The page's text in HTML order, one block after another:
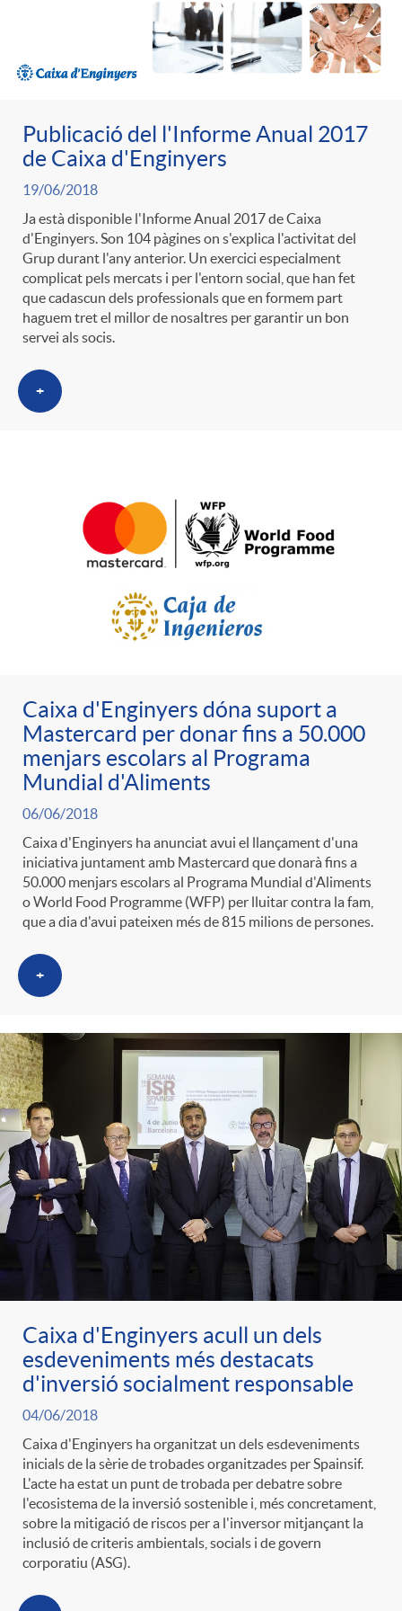
r
S
a
l
a
d
s
a
p
e
r
c
a
t
e
e
s
e
n
i
d
o
A
n
i
l
t
r
o
C
a
t
e
g
o
r
i
a
s
i
c
a
d
o
r
t
n
g
u
s
Publicació del l'Informe Anual 2017
de Caixa d'Enginyers
19/06/2018
Ja està disponible l'Informe Anual 2017 de Caixa
d'Enginyers. Son 104 pàgines on s'explica l'activitat del
Grup durant l'any anterior. Un exercici especialment
complicat pels mercats i per l'entorn social, que han fet
que cadascun dels professionals que en formem part
haguem tret el millor de nosaltres per garantir un bon
servei als socis.
+
Caixa d'Enginyers dóna suport a
Mastercard per donar fins a 50.000
menjars escolars al Programa
Mundial d'Aliments
06/06/2018
Caixa d'Enginyers ha anunciat avui el llançament d'una
iniciativa juntament amb Mastercard que donarà fins a
50.000 menjars escolars al Programa Mundial d'Aliments
o World Food Programme (WFP) per lluitar contra la fam,
que a dia d'avui pateixen més de 815 milions de persones.
+
Caixa d'Enginyers acull un dels
esdeveniments més destacats
d'inversió socialment responsable
04/06/2018
Caixa d'Enginyers ha organitzat un dels esdeveniments
inicials de la sèrie de trobades organitzades per Spainsif.
L'acte ha estat un punt de trobada per debatre sobre
l'ecosistema de la inversió sostenible i, més concretament,
sobre la mitigació de riscos per a l'inversor mitjançant la
inclusió de criteris ambientals, socials i de govern
corporatiu (ASG).